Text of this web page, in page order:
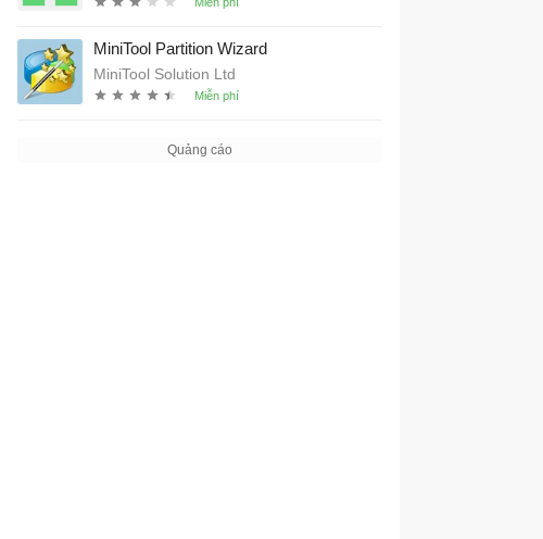
MiniTool Partition Wizard
MiniTool Solution Ltd